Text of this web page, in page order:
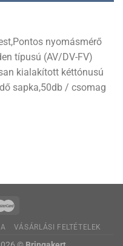
nyomásmérő
típusú (AV/DV-FV)
kialakított kéttónusú
sapka,50db / csomag
VÁSÁRLÁSI FELTÉTELEK